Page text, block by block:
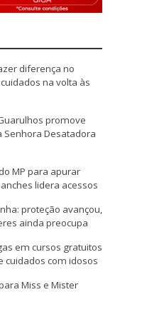
diferença no
na volta às
promove
Senhora Desatadora
MP para apurar
lidera acessos
proteção avançou,
ainda preocupa
em cursos gratuitos
cuidados com idosos
Miss e Mister